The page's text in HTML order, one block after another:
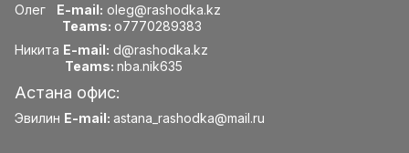
Олег E-mail: oleg@rashodka.kz
Teams: o7770289383
Никита E-mail: d@rashodka.kz
Teams: nba.nik635
Астана офис:
Эвилин E-mail: astana_rashodka@mail.ru